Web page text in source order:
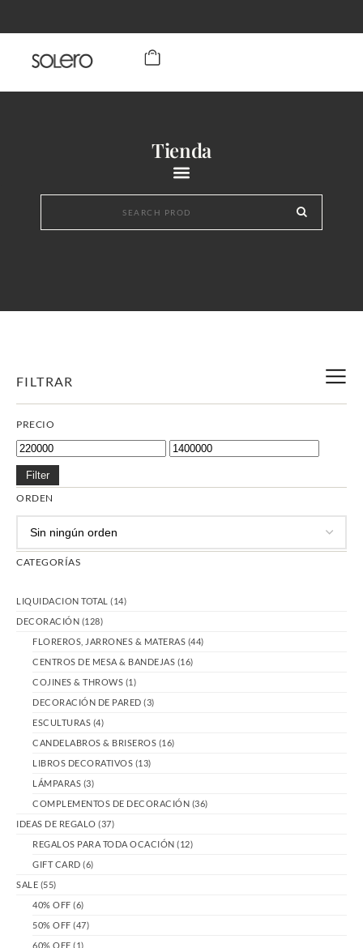
Tienda
FILTRAR
PRECIO
Filter
ORDEN
CATEGORÍAS
LIQUIDACION TOTAL (14)
DECORACIÓN (128)
FLOREROS, JARRONES & MATERAS (44)
CENTROS DE MESA & BANDEJAS (16)
COJINES & THROWS (1)
DECORACIÓN DE PARED (3)
ESCULTURAS (4)
CANDELABROS & BRISEROS (16)
LIBROS DECORATIVOS (13)
LÁMPARAS (3)
COMPLEMENTOS DE DECORACIÓN (36)
IDEAS DE REGALO (37)
REGALOS PARA TODA OCACIÓN (12)
GIFT CARD (6)
SALE (55)
40% OFF (6)
50% OFF (47)
60% OFF (1)